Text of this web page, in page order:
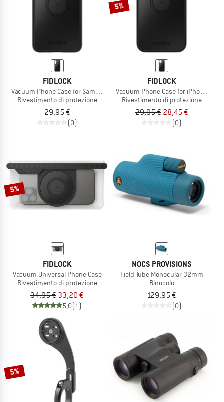
FIDLOCK
Vacuum Phone Case for Samsung S23+
Rivestimento di protezione
29,95 €
(0)
5%
FIDLOCK
Vacuum Phone Case for iPhone 15
Rivestimento di protezione
29,95 € 28,45 €
(0)
5%
FIDLOCK
Vacuum Universal Phone Case
Rivestimento di protezione
34,95 € 33,20 €
5,0(1)
NOCS PROVISIONS
Field Tube Monocular 32mm
Binocolo
129,95 €
(0)
5%